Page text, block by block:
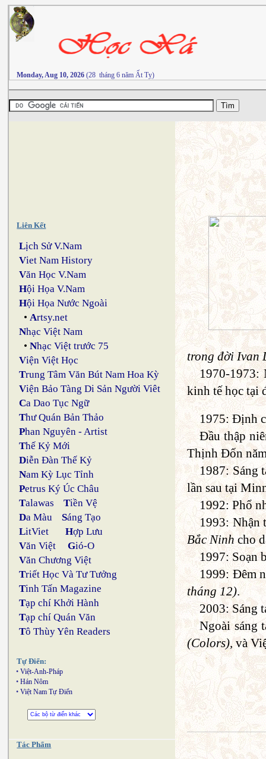
Monday, Aug 10, 2026 (28 tháng 6 năm Ất Tỵ)
Liên Kết
Lịch Sử V.Nam
Viet Nam History
Văn Học V.Nam
Hội Họa V.Nam
Hội Họa Nước Ngoài
•Artsy.net
Nhạc Việt Nam
•Nhạc Việt trước 75
Viện Việt Học
Trung Tâm Văn Bút Nam Hoa Kỳ
Viện Bảo Tàng Di Sản Người Viêt
Ca Dao Tục Ngữ
Thư Quán Bản Thảo
Phan Nguyên - Artist
Thế Kỷ Mới
Diễn Đàn Thế Kỷ
Nam Kỳ Lục Tỉnh
Petrus Ký Úc Châu
Talawas Tiền Vệ
Da Màu Sáng Tạo
LitViet Hợp Lưu
Văn Việt Gió-O
Văn Chương Việt
Triết Học Và Tư Tưởng
Tinh Tấn Magazine
Tạp chí Khởi Hành
Tạp chí Quán Văn
Tô Thùy Yên Readers
Tự Điển:
• Việt-Anh-Pháp
• Hán Nôm
• Việt Nam Tự Điển
Tác Phẩm
trong đời Ivan
1970-1973:
kinh tế học tại
1975: Định
Đầu thập
Thịnh Đốn
1987: Sáng
lần sau tại
1992: Phổ
1993: Nhận
Bắc Ninhcho
1997: Soạn
1999: Đêm
tháng 12).
2003: Sáng
Ngoài sáng
(Colors),và